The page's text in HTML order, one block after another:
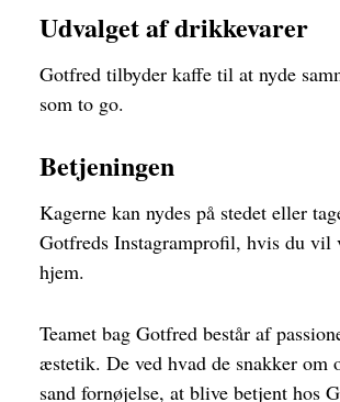
Udvalget af drikkevarer
Gotfred tilbyder kaffe til at nyde
som to go.
Betjeningen
Kagerne kan nydes på stedet eller
Gotfreds Instagramprofil, hvis du
hjem.
Teamet bag Gotfred består af
æstetik. De ved hvad de snakker
sand fornøjelse, at blive betjent hos